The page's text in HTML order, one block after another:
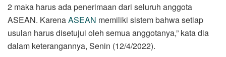
2 maka harus ada penerimaan dari seluruh anggota
ASEAN. KarenaASEAN memiliki sistem bahwa setiap
usulan harus disetujui oleh semua anggotanya,” kata dia
dalam keterangannya, Senin (12/4/2022).